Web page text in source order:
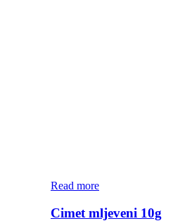
Read more
Cimet mljeveni 10g